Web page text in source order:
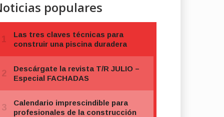
populares